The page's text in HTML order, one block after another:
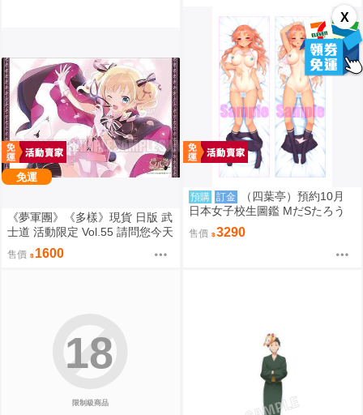
X
免運
《夢軍團》《多樣》現貨 日版 武
士道 活動限定 Vol.55 請問您今天
要來點兔子嗎？ 動漫桌墊 卡墊
桐間紗路
售價 1600
預購 訂金
（四葉亭）預約10月
日本女子校生圖鑑 MだSたろう
原畫 江波リカ 抱枕套 0826
售價 3290
限制級商品
18